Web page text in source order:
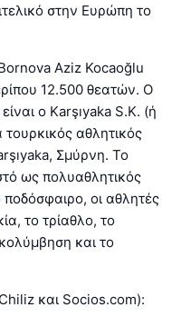
στην Ευρώπη το
Aziz Kocaoğlu
12.500 θεατών. Ο
ο Karşıyaka S.K. (ή
αθλητικός
Σμύρνη. Το
ως πολυαθλητικός
οι αθλητές
το τρίαθλο, το
και το
και Socios.com):